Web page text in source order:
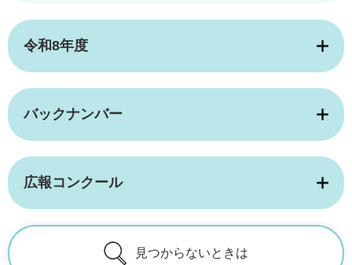
令和8年度
バックナンバー
広報コンクール
見つからないときは